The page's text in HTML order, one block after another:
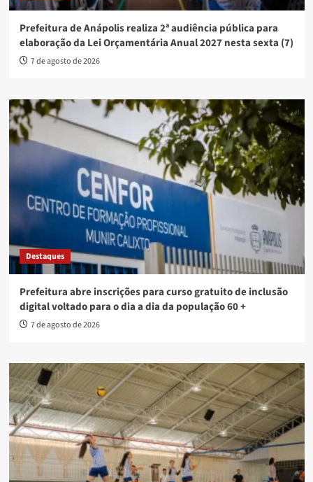
Prefeitura de Anápolis realiza 2ª audiência pública para
elaboração da Lei Orçamentária Anual 2027 nesta sexta (7)
7 de agosto de 2026
Destaques
Prefeitura abre inscrições para curso gratuito de inclusão
digital voltado para o dia a dia da população 60 +
7 de agosto de 2026